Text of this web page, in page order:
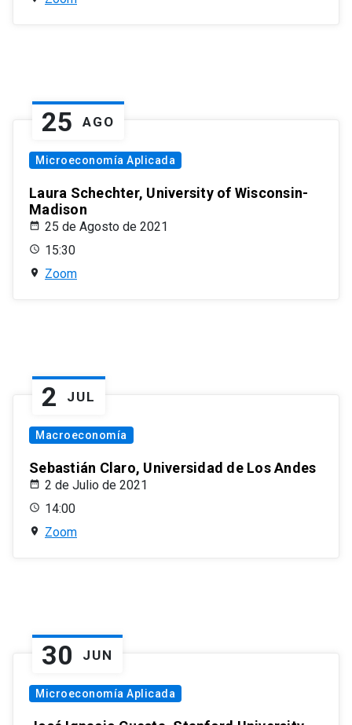
25 AGO
Microeconomía Aplicada
Laura Schechter, University of Wisconsin-
Madison
25 de Agosto de 2021
15:30
Zoom
2 JUL
Macroeconomía
Sebastián Claro, Universidad de Los Andes
2 de Julio de 2021
14:00
Zoom
30 JUN
Microeconomía Aplicada